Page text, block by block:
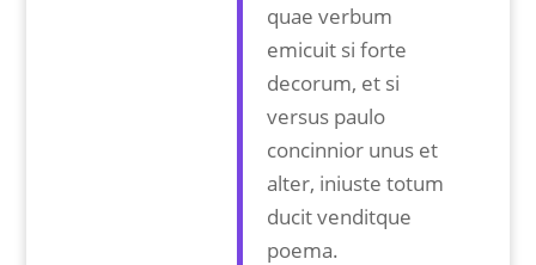
quae verbum
emicuit si forte
decorum, et si
versus paulo
concinnior unus et
alter, iniuste totum
ducit venditque
poema.